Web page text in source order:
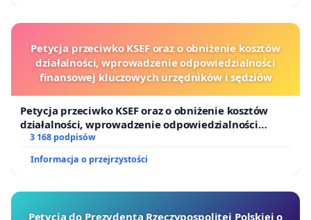
Petycja przeciwko KSEF oraz o obniżenie kosztów
działalności, wprowadzenie odpowiedzialności
finansowej kluczowych urzędników i sędziów
Petycja przeciwko KSEF oraz o obniżenie kosztów
działalności, wprowadzenie odpowiedzialności
finansowej kluczowych urzędników i sędziów
3 168 podpisów
Informacja o przejrzystości
Petycja do Prezydenta Rzeczypospolitej Polskiej o